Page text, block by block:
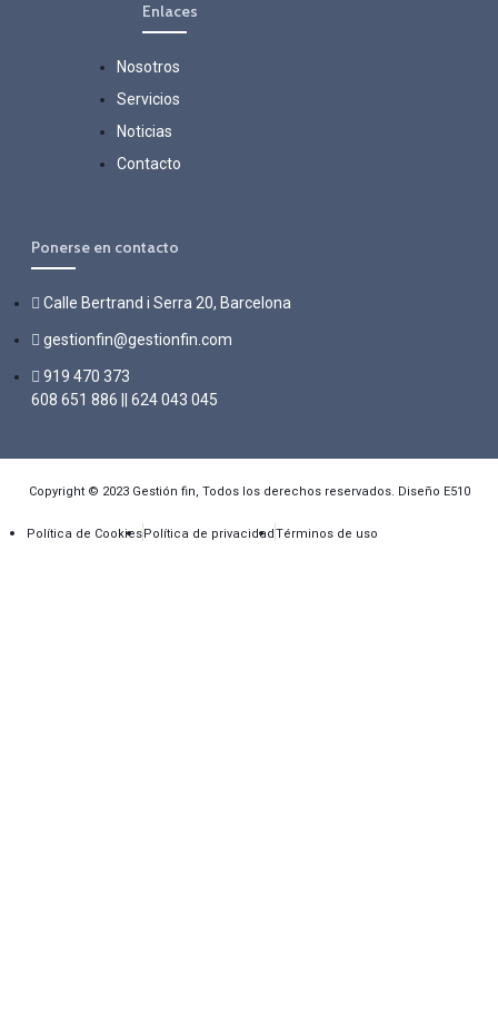
Enlaces
Nosotros
Servicios
Noticias
Contacto
Ponerse en contacto
Calle Bertrand i Serra 20, Barcelona
gestionfin@gestionfin.com
919 470 373
608 651 886 || 624 043 045
Copyright © 2023 Gestión fin, Todos los derechos reservados. Diseño E510
Política de CookiesPolítica de privacidadTérminos de uso